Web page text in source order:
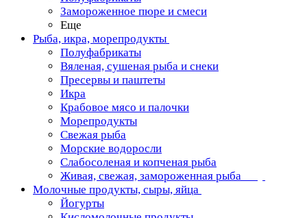
Замороженное пюре и смеси
Еще
Рыба, икра, морепродукты
Полуфабрикаты
Вяленая, сушеная рыба и снеки
Пресервы и паштеты
Икра
Крабовое мясо и палочки
Морепродукты
Свежая рыба
Морские водоросли
Слабосоленая и копченая рыба
Живая, свежая, замороженная рыба
Молочные продукты, сыры, яйца
Йогурты